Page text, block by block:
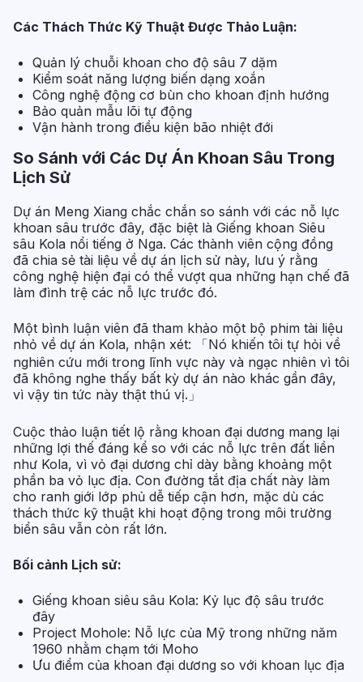
Các Thách Thức Kỹ Thuật Được Thảo Luận:
Quản lý chuỗi khoan cho độ sâu 7 dặm
Kiểm soát năng lượng biến dạng xoắn
Công nghệ động cơ bùn cho khoan định hướng
Bảo quản mẫu lõi tự động
Vận hành trong điều kiện bão nhiệt đới
So Sánh với Các Dự Án Khoan Sâu Trong
Lịch Sử
Dự án Meng Xiang chắc chắn so sánh với các nỗ lực
khoan sâu trước đây, đặc biệt là Giếng khoan Siêu
sâu Kola nổi tiếng ở Nga. Các thành viên cộng đồng
đã chia sẻ tài liệu về dự án lịch sử này, lưu ý rằng
công nghệ hiện đại có thể vượt qua những hạn chế đã
làm đình trệ các nỗ lực trước đó.
Một bình luận viên đã tham khảo một bộ phim tài liệu
nhỏ về dự án Kola, nhận xét: 「Nó khiến tôi tự hỏi về
nghiên cứu mới trong lĩnh vực này và ngạc nhiên vì tôi
đã không nghe thấy bất kỳ dự án nào khác gần đây,
vì vậy tin tức này thật thú vị.」
Cuộc thảo luận tiết lộ rằng khoan đại dương mang lại
những lợi thế đáng kể so với các nỗ lực trên đất liền
như Kola, vì vỏ đại dương chỉ dày bằng khoảng một
phần ba vỏ lục địa. Con đường tắt địa chất này làm
cho ranh giới lớp phủ dễ tiếp cận hơn, mặc dù các
thách thức kỹ thuật khi hoạt động trong môi trường
biển sâu vẫn còn rất lớn.
Bối cảnh Lịch sử:
Giếng khoan siêu sâu Kola: Kỷ lục độ sâu trước
đây
Project Mohole: Nỗ lực của Mỹ trong những năm
1960 nhằm chạm tới Moho
Ưu điểm của khoan đại dương so với khoan lục địa